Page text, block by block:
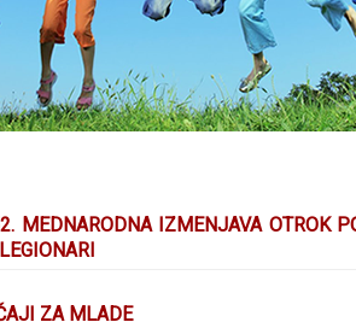
MEDNARODNA IZMENJAVA OTROK
ZA MLADE